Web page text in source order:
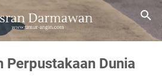
Perpustakaan Dunia